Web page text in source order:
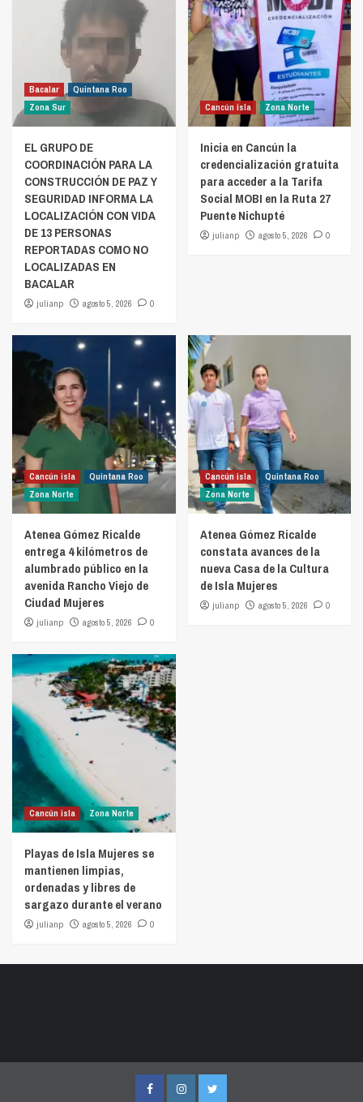
Bacalar
Quintana Roo
Zona Sur
EL GRUPO DE
COORDINACIÓN PARA LA
CONSTRUCCIÓN DE PAZ Y
SEGURIDAD INFORMA LA
LOCALIZACIÓN CON VIDA
DE 13 PERSONAS
REPORTADAS COMO NO
LOCALIZADAS EN
BACALAR
julianp agosto 5, 2026 0
Cancún isla Zona Norte
Inicia en Cancún la
credencialización gratuita
para acceder a la Tarifa
Social MOBI en la Ruta 27
Puente Nichupté
julianp agosto 5, 2026 0
Cancún isla
Quintana Roo
Zona Norte
Atenea Gómez Ricalde
entrega 4 kilómetros de
alumbrado público en la
avenida Rancho Viejo de
Ciudad Mujeres
julianp agosto 5, 2026 0
Cancún isla
Quintana Roo
Zona Norte
Atenea Gómez Ricalde
constata avances de la
nueva Casa de la Cultura
de Isla Mujeres
julianp agosto 5, 2026 0
Cancún isla Zona Norte
Playas de Isla Mujeres se
mantienen limpias,
ordenadas y libres de
sargazo durante el verano
julianp agosto 5, 2026 0